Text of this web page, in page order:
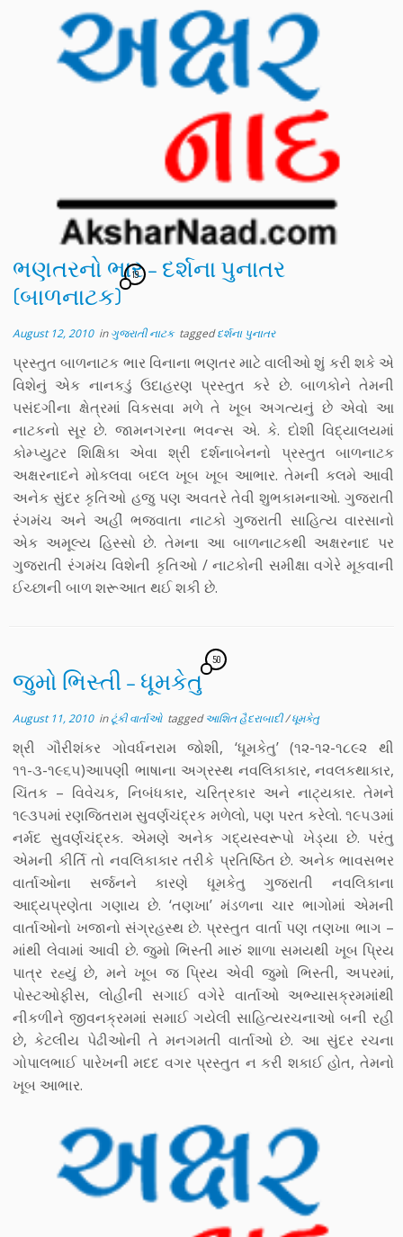
ભણતરનો ભાર – દર્શના પુનાતર
(બાળનાટક)
19
August 12, 2010inગુજરાતી નાટક taggedદર્શના પુનાતર
પ્રસ્તુત બાળનાટક ભાર વિનાના ભણતર માટે વાલીઓ શું કરી શકે એ
વિશેનું એક નાનકડું ઉદાહરણ પ્રસ્તુત કરે છે. બાળકોને તેમની
પસંદગીના ક્ષેત્રમાં વિકસવા મળે તે ખૂબ અગત્યનું છે એવો આ
નાટકનો સૂર છે. જામનગરના ભવન્સ એ. કે. દોશી વિદ્યાલયમાં
કોમ્પ્યુટર શિક્ષિકા એવા શ્રી દર્શનાબેનનો પ્રસ્તુત બાળનાટક
અક્ષરનાદને મોકલવા બદલ ખૂબ ખૂબ આભાર. તેમની કલમે આવી
અનેક સુંદર કૃતિઓ હજુ પણ અવતરે તેવી શુભકામનાઓ. ગુજરાતી
રંગમંચ અને અહીં ભજવાતા નાટકો ગુજરાતી સાહિત્ય વારસાનો
એક અમૂલ્ય હિસ્સો છે. તેમના આ બાળનાટકથી અક્ષરનાદ પર
ગુજરાતી રંગમંચ વિશેની કૃતિઓ / નાટકોની સમીક્ષા વગેરે મૂકવાની
ઈચ્છાની બાળ શરૂઆત થઈ શકી છે.
જુમો ભિસ્તી – ધૂમકેતુ
50
August 11, 2010inટૂંકી વાર્તાઓ taggedઆશિત હૈદરાબાદી/ધૂમકેતુ
શ્રી ગૌરીશંકર ગોવર્ધનરામ જોશી, ‘ધૂમકેતુ’ (૧૨-૧૨-૧૮૯૨ થી
૧૧-૩-૧૯૬૫)આપણી ભાષાના અગ્રસ્થ નવલિકાકાર, નવલકથાકાર,
ચિંતક – વિવેચક, નિબંધકાર, ચરિત્રકાર અને નાટ્યકાર. તેમને
૧૯૩૫માં રણજિતરામ સુવર્ણચંદ્રક મળેલો, પણ પરત કરેલો. ૧૯૫૩માં
નર્મદ સુવર્ણચંદ્રક. એમણે અનેક ગદ્યસ્વરૂપો ખેડ્યા છે. પરંતુ
એમની કીર્તિ તો નવલિકાકાર તરીકે પ્રતિષ્ઠિત છે. અનેક ભાવસભર
વાર્તાઓના સર્જનને કારણે ધૂમકેતુ ગુજરાતી નવલિકાના
આદ્યપ્રણેતા ગણાય છે. ‘તણખા’ મંડળના ચાર ભાગોમાં એમની
વાર્તાઓનો ખજાનો સંગ્રહસ્થ છે. પ્રસ્તુત વાર્તા પણ તણખા ભાગ –
માંથી લેવામાં આવી છે. જુમો ભિસ્તી મારું શાળા સમયથી ખૂબ પ્રિય
પાત્ર રહ્યું છે, મને ખૂબ જ પ્રિય એવી જુમો ભિસ્તી, અપરમાં,
પોસ્ટઓફીસ, લોહીની સગાઈ વગેરે વાર્તાઓ અભ્યાસક્રમમાંથી
નીકળીને જીવનક્રમમાં સમાઈ ગયેલી સાહિત્યરચનાઓ બની રહી
છે, કેટલીય પેઢીઓની તે મનગમતી વાર્તાઓ છે. આ સુંદર રચના
ગોપાલભાઈ પારેખની મદદ વગર પ્રસ્તુત ન કરી શકાઈ હોત, તેમનો
ખૂબ આભાર.